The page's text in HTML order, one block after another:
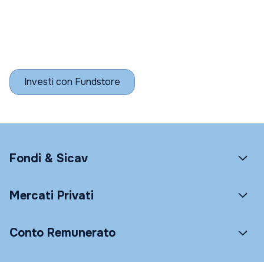
Investi con Fundstore
Fondi & Sicav
Mercati Privati
Conto Remunerato